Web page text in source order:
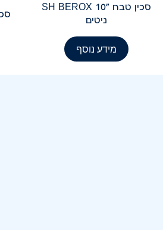
סכין טבח "10 SH BEROX
ניטים
מידע נוסף